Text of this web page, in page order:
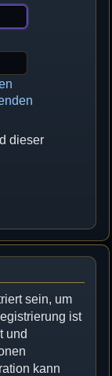
dieser
sein, um
ist
und
kann